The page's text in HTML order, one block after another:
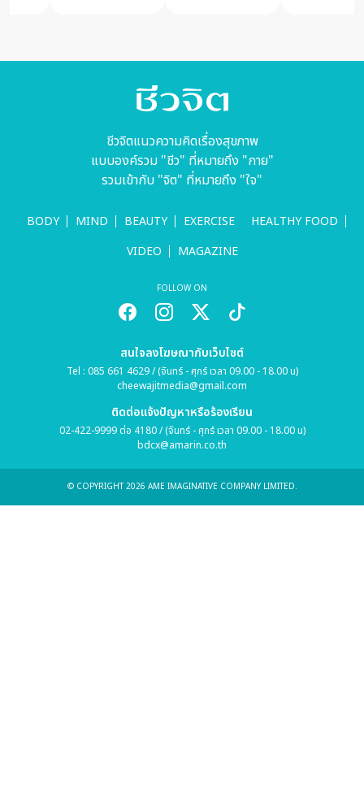
ชีวจิตแนวความคิดเรื่องสุขภาพ
แบบองค์รวม "ชีว" ที่หมายถึง "กาย"
รวมเข้ากับ "จิต" ที่หมายถึง "ใจ"
BODY MIND BEAUTY EXERCISE
HEALTHY FOOD
VIDEO
MAGAZINE
FOLLOW ON
สนใจลงโฆษณากับเว็บไซต์
Tel : 085 661 4629 / (จันทร์ - ศุกร์ เวลา 09.00 - 18.00 น)
cheewajitmedia@gmail.com
ติดต่อแจ้งปัญหาหรือร้องเรียน
02-422-9999 ต่อ 4180 / (จันทร์ - ศุกร์ เวลา 09.00 - 18.00 น)
bdcx@amarin.co.th
© COPYRIGHT 2026 AME IMAGINATIVE COMPANY LIMITED.